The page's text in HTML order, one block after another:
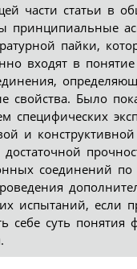
части статьи в
принципиальные
пайки,
входят в
свойства. Было
специфических
и
достаточной
соединений по
испытаний, если
себе суть понятия